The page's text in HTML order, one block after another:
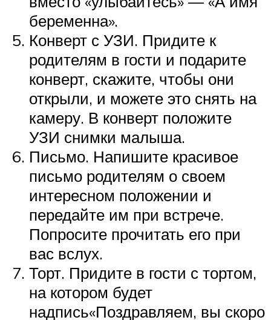
беременна».
Конверт с УЗИ. Придите к
родителям в гости и подарите
конверт, скажите, чтобы они
открыли, и можете это снять на
камеру. В конверт положите
УЗИ снимки малыша.
Письмо. Напишите красивое
письмо родителям о своем
интересном положении и
передайте им при встрече.
Попросите прочитать его при
вас вслух.
Торт. Придите в гости с тортом,
на котором будет
надпись«Поздравляем, вы скоро